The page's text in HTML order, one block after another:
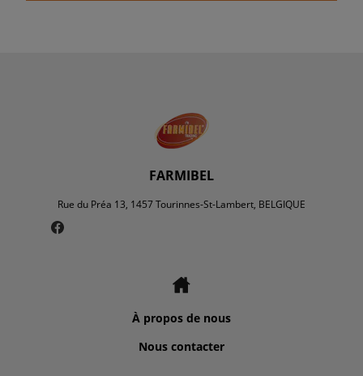
FARMIBEL
Rue du Préa 13, 1457 Tourinnes-St-Lambert, BELGIQUE
À propos de nous
Nous contacter